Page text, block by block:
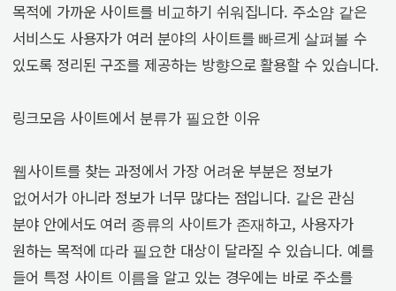
목적에 가까운 사이트를 비교하기 쉬워집니다. 주소얌 같은
서비스도 사용자가 여러 분야의 사이트를 빠르게 살펴볼 수
있도록 정리된 구조를 제공하는 방향으로 활용할 수 있습니다.
링크모음 사이트에서 분류가 필요한 이유
웹사이트를 찾는 과정에서 가장 어려운 부분은 정보가
없어서가 아니라 정보가 너무 많다는 점입니다. 같은 관심
분야 안에서도 여러 종류의 사이트가 존재하고, 사용자가
원하는 목적에 따라 필요한 대상이 달라질 수 있습니다. 예를
들어 특정 사이트 이름을 알고 있는 경우에는 바로 주소를